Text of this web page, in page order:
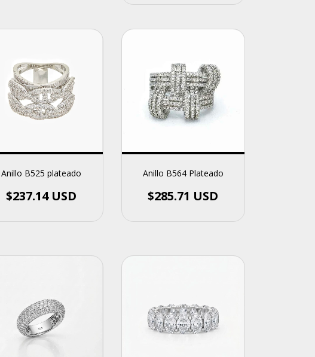
Anillo B525 plateado
$237.14 USD
Anillo B564 Plateado
$285.71 USD